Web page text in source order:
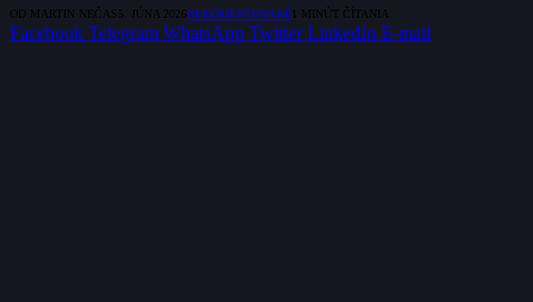
OD MARTIN NEČAS5. JÚNA 2026 NEKOMENTOVANÉ1 MINÚT ČÍTANIA
Facebook Telegram WhatsApp Twitter LinkedIn E-mail